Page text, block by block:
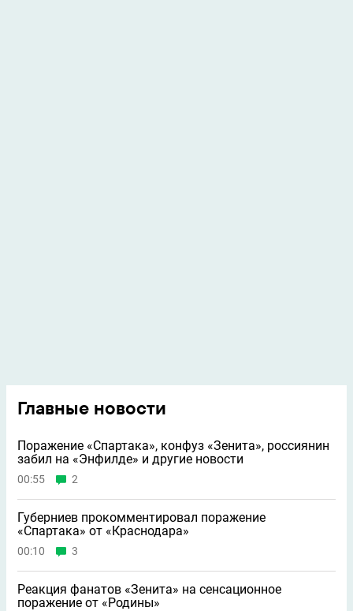
Главные новости
Поражение «Спартака», конфуз «Зенита», россиянин
забил на «Энфилде» и другие новости
00:55 2
Губерниев прокомментировал поражение
«Спартака» от «Краснодара»
00:10 3
Реакция фанатов «Зенита» на сенсационное
поражение от «Родины»